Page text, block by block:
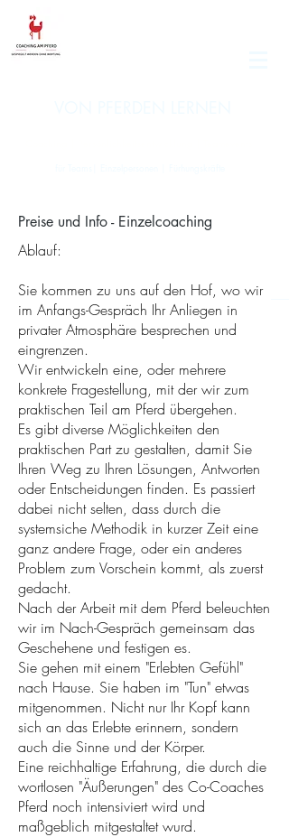
Preise und Info - Einzelcoaching
Ablauf:
Sie kommen zu uns auf den Hof, wo wir
im Anfangs-Gespräch Ihr Anliegen in
privater Atmosphäre besprechen und
eingrenzen.
Wir entwickeln eine, oder mehrere
konkrete Fragestellung, mit der wir zum
praktischen Teil am Pferd übergehen.
Es gibt diverse Möglichkeiten den
praktischen Part zu gestalten, damit Sie
Ihren Weg zu Ihren Lösungen, Antworten
oder Entscheidungen finden. Es passiert
dabei nicht selten, dass durch die
systemsiche Methodik in kurzer Zeit eine
ganz andere Frage, oder ein anderes
Problem zum Vorschein kommt, als zuerst
gedacht.
Nach der Arbeit mit dem Pferd beleuchten
wir im Nach-Gespräch gemeinsam das
Geschehene und festigen es.
Sie gehen mit einem "Erlebten Gefühl"
nach Hause. Sie haben im "Tun" etwas
mitgenommen. Nicht nur Ihr Kopf kann
sich an das Erlebte erinnern, sondern
auch die Sinne und der Körper.
Eine reichhaltige Erfahrung, die durch die
wortlosen "Äußerungen" des Co-Coaches
Pferd noch intensiviert wird und
maßgeblich mitgestaltet wurd.